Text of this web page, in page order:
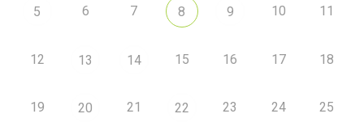
5 6 7 8 9 10 11
12 13 14 15 16 17 18
19 20 21 22 23 24 25